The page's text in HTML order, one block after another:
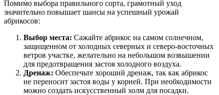
Помимо выбора правильного сорта, грамотный уход
значительно повышает шансы на успешный урожай
абрикосов:
Выбор места: Сажайте абрикос на самом солнечном,
защищенном от холодных северных и северо-восточных
ветров участке, желательно на небольшом возвышении
для предотвращения застоя холодного воздуха.
Дренаж: Обеспечьте хороший дренаж, так как абрикос
не переносит застоя воды у корней. При необходимости
можно создать искусственный холм для посадки.